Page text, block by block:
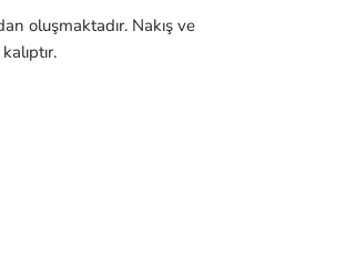
oluşmaktadır. Nakış ve